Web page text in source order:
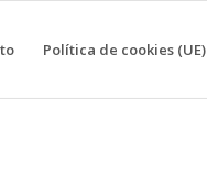
Política de cookies (UE)